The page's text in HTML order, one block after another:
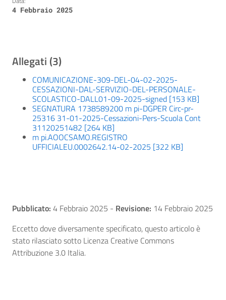
4 Febbraio 2025
Allegati (3)
COMUNICAZIONE-309-DEL-04-02-2025-
CESSAZIONI-DAL-SERVIZIO-DEL-PERSONALE-
SCOLASTICO-DALL01-09-2025-signed [153 KB]
SEGNATURA 1738589200 m pi-DGPER Circ-pr-
25316 31-01-2025-Cessazioni-Pers-Scuola Cont
31120251482 [264 KB]
m pi.AOOCSAMO.REGISTRO
UFFICIALEU.0002642.14-02-2025 [322 KB]
Pubblicato: 4 Febbraio 2025 - Revisione: 14 Febbraio 2025
Eccetto dove diversamente specificato, questo articolo è
stato rilasciato sotto Licenza Creative Commons
Attribuzione 3.0 Italia.